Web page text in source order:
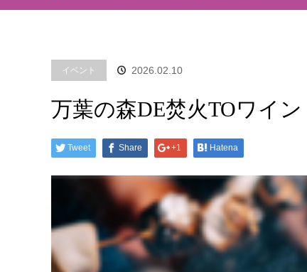
イベント 2026.02.10
万葉の森DE焚火TOワイ
Tweet Share +1 Hatena